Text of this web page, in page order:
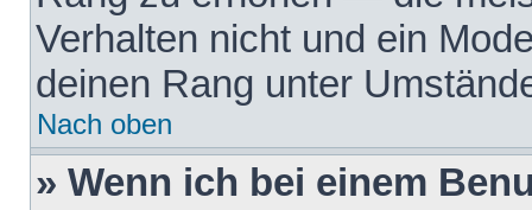
Verhalten nicht und ein
deinen Rang unter
Nach oben
» Wenn ich bei einem